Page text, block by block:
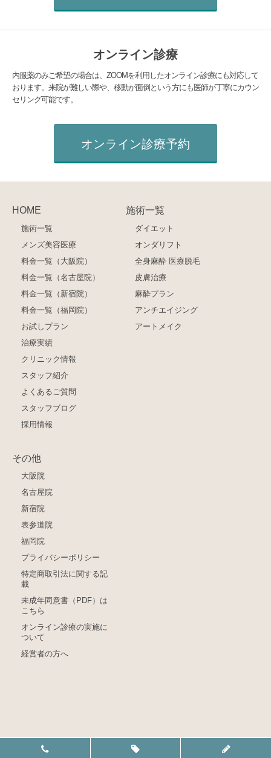
オンライン診療
内服薬のみご希望の場合は、ZOOMを利用したオンライン診療にも対応して
おります。来院が難しい際や、移動が面倒という方にも医師が丁寧にカウン
セリング可能です。
オンライン診療予約
HOME
施術一覧
メンズ美容医療
料金一覧（大阪院）
料金一覧（名古屋院）
料金一覧（新宿院）
料金一覧（福岡院）
お試しプラン
治療実績
クリニック情報
スタッフ紹介
よくあるご質問
スタッフブログ
採用情報
施術一覧
ダイエット
オンダリフト
全身麻酔 医療脱毛
皮膚治療
麻酔プラン
アンチエイジング
アートメイク
その他
大阪院
名古屋院
新宿院
表参道院
福岡院
プライバシーポリシー
特定商取引法に関する記
載
未成年同意書（PDF）は
こちら
オンライン診療の実施に
ついて
経営者の方へ